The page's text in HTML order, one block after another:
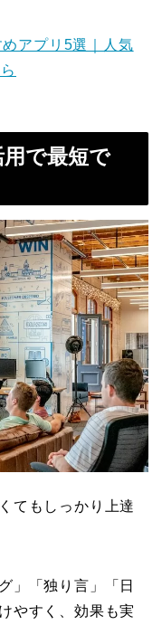
アプリ5選｜人気
で最短で
てもしっかり上達
」「独り言」「日
やすく、効果も実